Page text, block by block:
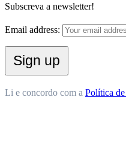
Subscreva a newsletter!
Email address:
Li e concordo com a Política